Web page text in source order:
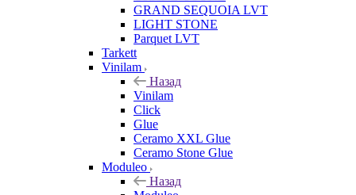
GRAND SEQUOIA LVT
LIGHT STONE
Parquet LVT
Tarkett
Vinilam
Назад
Vinilam
Click
Glue
Ceramo XXL Glue
Ceramo Stone Glue
Moduleo
Назад